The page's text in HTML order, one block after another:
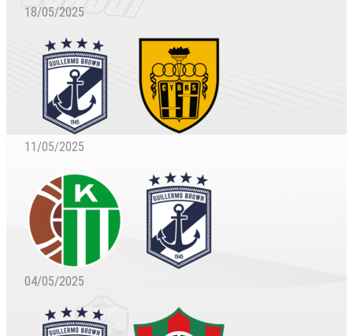
18/05/2025
11/05/2025
04/05/2025